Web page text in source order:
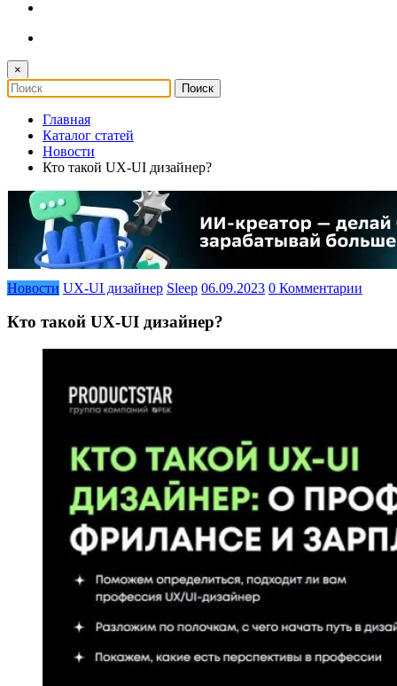
×
Главная
Каталог статей
Новости
Кто такой UX-UI дизайнер?
Новости UX-UI дизайнер Sleep 06.09.2023 0 Комментарии
Кто такой UX-UI дизайнер?